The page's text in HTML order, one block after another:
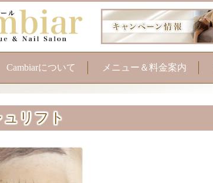
Cambiarについて メニュー＆料金案内
リフト